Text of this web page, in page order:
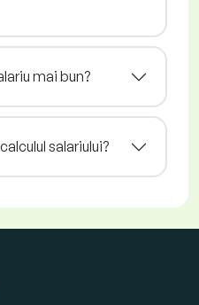
mai bun?
salariului?